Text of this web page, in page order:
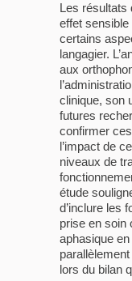
Les résultats
effet sensible
certains
langagier.
aux
clinique, son
futures
confirmer
l’impact de
niveaux de
étude
d’inclure les
prise en soin
aphasique
lors du bilan